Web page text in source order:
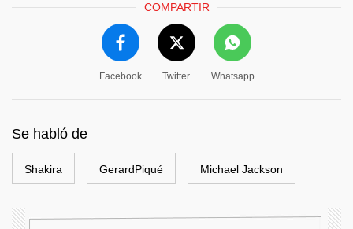
COMPARTIR
Facebook Twitter Whatsapp
Se habló de
Shakira GerardPiqué Michael Jackson